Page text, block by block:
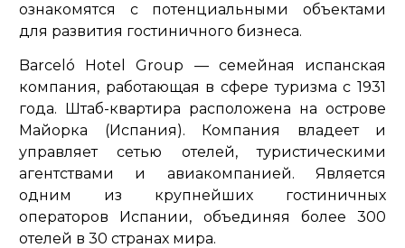
ознакомятся с потенциальными объектами
для развития гостиничного бизнеса.
Barceló Hotel Group — семейная испанская
компания, работающая в сфере туризма с 1931
года. Штаб-квартира расположена на острове
Майорка (Испания). Компания владеет и
управляет сетью отелей, туристическими
агентствами и авиакомпанией. Является
одним из крупнейших гостиничных
операторов Испании, объединяя более 300
отелей в 30 странах мира.